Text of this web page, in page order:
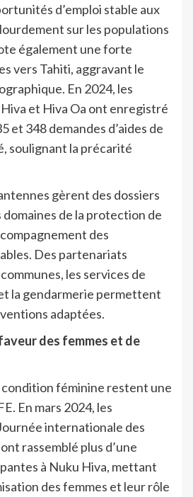
d’emploi stable aux
sur les populations
également une forte
vers Tahiti, aggravant le
En 2024, les
et Hiva Oa ont enregistré
et 348 demandes d’aides de
soulignant la précarité
gèrent des dossiers
domaines de la protection de
des
Des partenariats
les services de
la gendarmerie permettent
adaptées.
des femmes et de
condition féminine restent une
En mars 2024, les
internationale des
rassemblé plus d’une
à Nuku Hiva, mettant
des femmes et leur rôle